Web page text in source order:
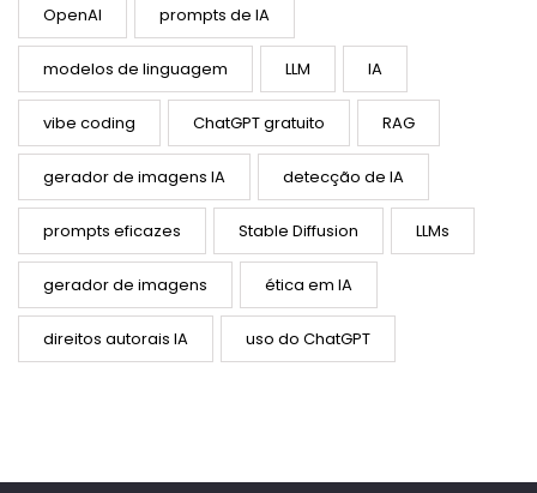
OpenAI prompts de IA
modelos de linguagem LLM IA
vibe coding ChatGPT gratuito RAG
gerador de imagens IA detecção de IA
prompts eficazes Stable Diffusion LLMs
gerador de imagens ética em IA
direitos autorais IA uso do ChatGPT